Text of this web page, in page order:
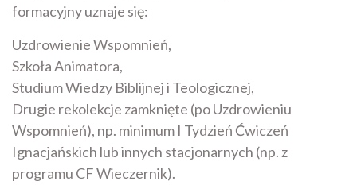
formacyjny uznaje się:
Uzdrowienie Wspomnień,
Szkoła Animatora,
Studium Wiedzy Biblijnej i Teologicznej,
Drugie rekolekcje zamknięte (po Uzdrowieniu
Wspomnień), np. minimum I Tydzień Ćwiczeń
Ignacjańskich lub innych stacjonarnych (np. z
programu CF Wieczernik).